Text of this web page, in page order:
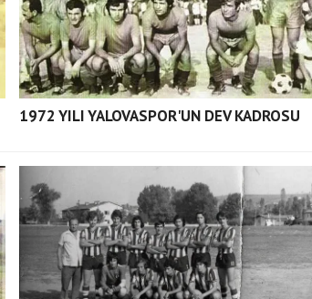
1972 YILI YALOVASPOR'UN DEV KADROSU